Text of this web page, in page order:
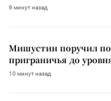
9 минут назад
Мишустин поручил
приграничья до
10 минут назад